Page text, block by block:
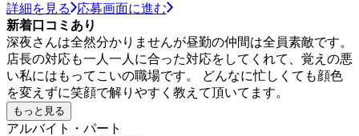
詳細を見る
応募画面に進む
新着口コミあり
深夜さんは全然分かりませんが昼勤の仲間は全員素敵です。
店長の対応も一人一人に合った対応をしてくれて、覚えの悪
い私にはもってこいの職場です。 どんなに忙しくても顔色
を変えずに笑顔で解りやすく教えて頂いてます。
もっと見る
アルバイト・パート